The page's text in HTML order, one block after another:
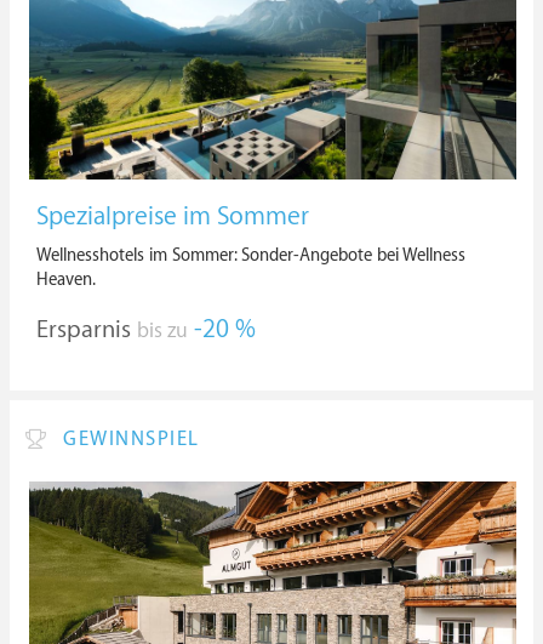
Spezialpreise im Sommer
Wellnesshotels im Sommer: Sonder-Angebote bei Wellness
Heaven.
Ersparnis bis zu -20 %
GEWINNSPIEL